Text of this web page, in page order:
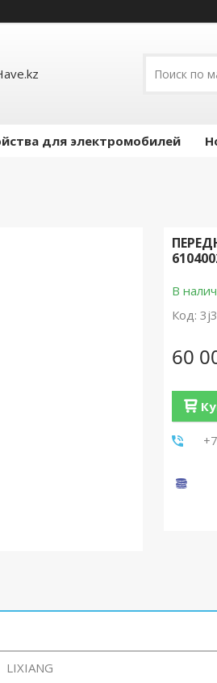
для электромобилей
В
Код:
60
LIXIANG